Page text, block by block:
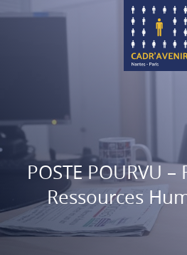
POSTE POURVU
Ressources